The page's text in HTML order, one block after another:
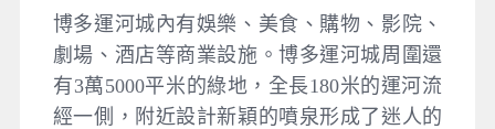
博多運河城內有娛樂、美食、購物、影院、
劇場、酒店等商業設施。博多運河城周圍還
有3萬5000平米的綠地，全長180米的運河流
經一側，附近設計新穎的噴泉形成了迷人的